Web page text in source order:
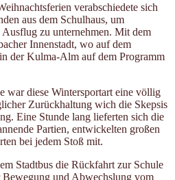
verabschiedete sich
aus dem Schulhaus, um
Ausflug zu unternehmen. Mit dem
Innenstadt, wo auf dem
der Kulma-Alm auf dem Programm
war diese Wintersportart eine völlig
Zurückhaltung wich die Skepsis
Eine Stunde lang lieferten sich die
Partien, entwickelten großen
bei jedem Stoß mit.
Stadtbus die Rückfahrt zur Schule
und Abwechslung vom